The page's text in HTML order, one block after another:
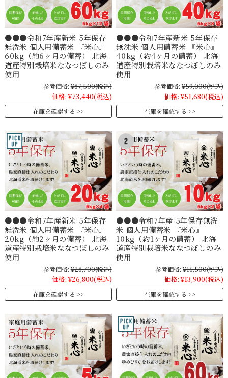
●●●令和7年産新米 5年保存
無洗米 個人用備蓄米 『米心』
60kg（約6ヶ月の備蓄） 北海
道産特別栽培米ななつぼしのみ
使用
参考価格: ¥87,500(税込)
価格:¥73,440(税込)
在庫を確認する
●●●令和7年産新米 5年保存
無洗米 個人用備蓄米 『米心』
40kg（約4ヶ月の備蓄） 北海
道産特別栽培米ななつぼしのみ
使用
参考価格: ¥59,000(税込)
価格: ¥51,680(税込)
在庫を確認する
●●●令和7年産新米 5年保存
無洗米 個人用備蓄米 『米心』
20kg（約2ヶ月の備蓄） 北海
道産特別栽培米ななつぼしのみ
使用
参考価格: ¥28,700(税込)
価格:¥26,800(税込)
在庫を確認する
●●●令和7年産 5年保存無洗
米 個人用備蓄米 『米心』
10kg（約1ヶ月の備蓄） 北海
道産特別栽培米ななつぼしのみ
使用
参考価格: ¥16,500(税込)
価格: ¥13,900(税込)
在庫を確認する